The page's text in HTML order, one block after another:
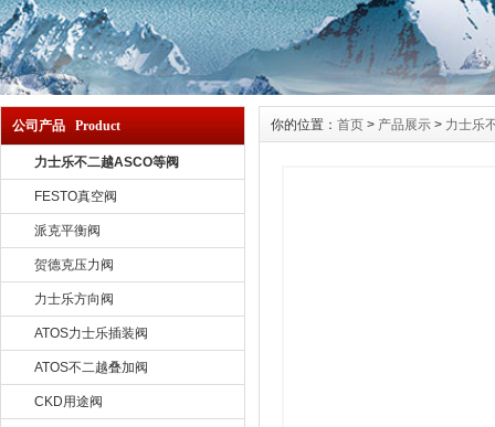
公司产品 Product
力士乐不二越ASCO等阀
FESTO真空阀
派克平衡阀
贺德克压力阀
力士乐方向阀
ATOS力士乐插装阀
ATOS不二越叠加阀
CKD用途阀
你的位置： 首页 > 产品展示 > 力士乐